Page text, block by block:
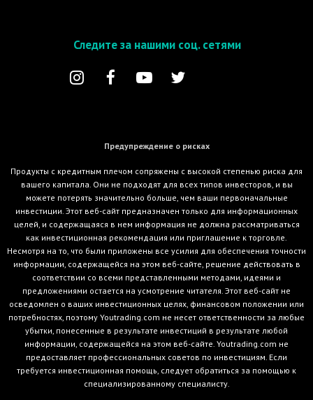
Следите за нашими соц. сетями
Предупреждение о рисках
Продукты с кредитным плечом сопряжены с высокой степенью риска для
вашего капитала. Они не подходят для всех типов инвесторов, и вы
можете потерять значительно больше, чем ваши первоначальные
инвестиции. Этот веб-сайт предназначен только для информационных
целей, и содержащаяся в нем информация не должна рассматриваться
как инвестиционная рекомендация или приглашение к торговле.
Несмотря на то, что были приложены все усилия для обеспечения точности
информации, содержащейся на этом веб-сайте, решение действовать в
соответствии со всеми представленными методами, идеями и
предложениями остается на усмотрение читателя. Этот веб-сайт не
осведомлен о ваших инвестиционных целях, финансовом положении или
потребностях, поэтому Youtrading.com не несет ответственности за любые
убытки, понесенные в результате инвестиций в результате любой
информации, содержащейся на этом веб-сайте. Youtrading.com не
предоставляет профессиональных советов по инвестициям. Если
требуется инвестиционная помощь, следует обратиться за помощью к
специализированному специалисту.